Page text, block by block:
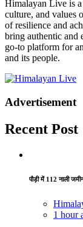
Himalayan Live is
culture, and values
of resilience and
bring authentic and
go-to platform for
and its people.
Advertisement
Recent Post
पौड़ी में 112 नाली
1 hour